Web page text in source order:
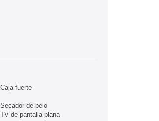
Caja fuerte
Secador de pelo
TV de pantalla plana